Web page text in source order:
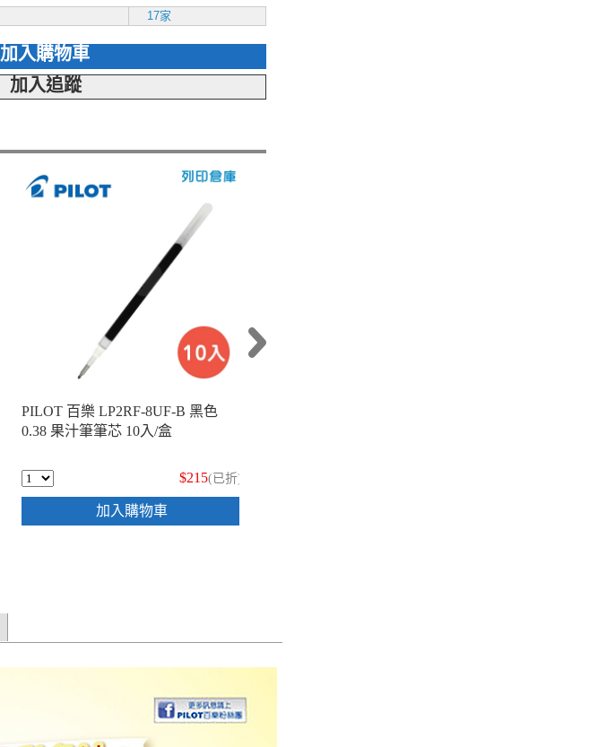
17家
加入購物車
加入追蹤
PILOT 百樂 LP2RF-8UF-B 黑色
0.38 果汁筆筆芯 10入/盒
$215(已折)
加入購物車